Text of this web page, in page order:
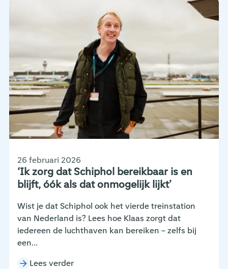
‘Ik zorg dat Schiphol bereikbaar is en
blijft, óók als dat onmogelijk lijkt’
26 februari 2026
Wist je dat Schiphol ook het vierde treinstation
van Nederland is? Lees hoe Klaas zorgt dat
iedereen de luchthaven kan bereiken – zelfs bij
een...
Lees verder